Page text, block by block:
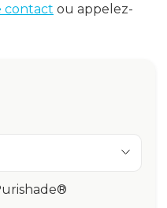
contact ou appelez-